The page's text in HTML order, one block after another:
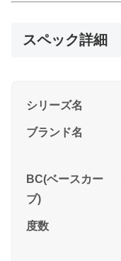
スペック詳細
シリーズ名
ブランド名
BC(ベースカー
ブ)
度数